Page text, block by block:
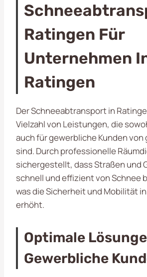
Ratingen Für
Unternehmen
Ratingen
Der Schneeabtransport in
Vielzahl von Leistungen, die
auch für gewerbliche Kunden von
sind. Durch professionelle
sichergestellt, dass Straßen und
schnell und effizient von Schnee
was die Sicherheit und Mobilität
erhöht.
Optimale
Gewerbliche